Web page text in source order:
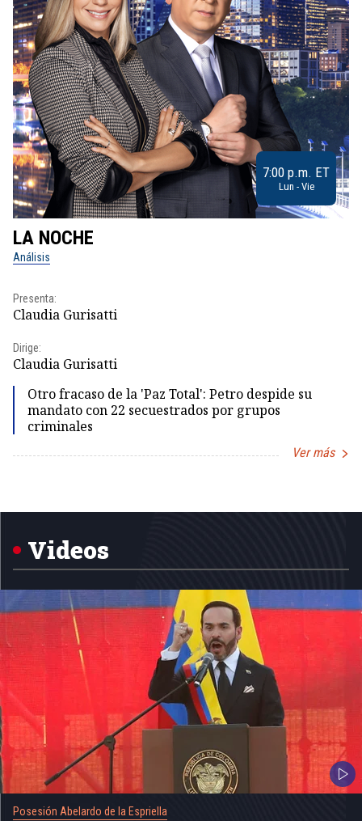
7:00 p.m. ET
Lun - Vie
LA NOCHE
Análisis
Presenta:
Claudia Gurisatti
Dirige:
Claudia Gurisatti
Otro fracaso de la 'Paz Total': Petro despide su
mandato con 22 secuestrados por grupos
criminales
Ver más
5
Videos
Posesión Abelardo de la Espriella